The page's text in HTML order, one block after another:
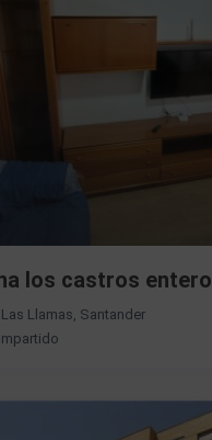
los castros entero
Llamas, Santander